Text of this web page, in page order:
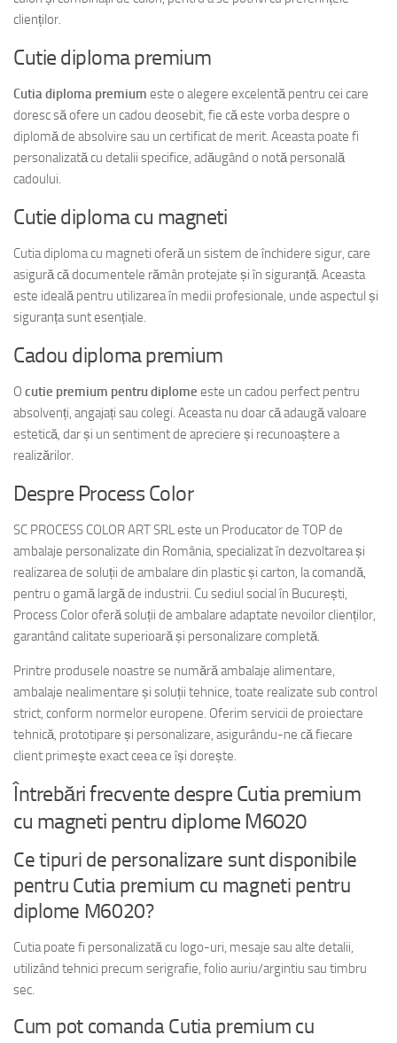
clienților.
Cutie diploma premium
Cutia diploma premium este o alegere excelentă pentru cei care
doresc să ofere un cadou deosebit, fie că este vorba despre o
diplomă de absolvire sau un certificat de merit. Aceasta poate fi
personalizată cu detalii specifice, adăugând o notă personală
cadoului.
Cutie diploma cu magneti
Cutia diploma cu magneti oferă un sistem de închidere sigur, care
asigură că documentele rămân protejate și în siguranță. Aceasta
este ideală pentru utilizarea în medii profesionale, unde aspectul și
siguranța sunt esențiale.
Cadou diploma premium
O cutie premium pentru diplome este un cadou perfect pentru
absolvenți, angajați sau colegi. Aceasta nu doar că adaugă valoare
estetică, dar și un sentiment de apreciere și recunoaștere a
realizărilor.
Despre Process Color
SC PROCESS COLOR ART SRL este un Producator de TOP de
ambalaje personalizate din România, specializat în dezvoltarea și
realizarea de soluții de ambalare din plastic și carton, la comandă,
pentru o gamă largă de industrii. Cu sediul social în București,
Process Color oferă soluții de ambalare adaptate nevoilor clienților,
garantând calitate superioară și personalizare completă.
Printre produsele noastre se numără ambalaje alimentare,
ambalaje nealimentare și soluții tehnice, toate realizate sub control
strict, conform normelor europene. Oferim servicii de proiectare
tehnică, prototipare și personalizare, asigurându-ne că fiecare
client primește exact ceea ce își dorește.
Întrebări frecvente despre Cutia premium
cu magneti pentru diplome M6020
Ce tipuri de personalizare sunt disponibile
pentru Cutia premium cu magneti pentru
diplome M6020?
Cutia poate fi personalizată cu logo-uri, mesaje sau alte detalii,
utilizând tehnici precum serigrafie, folio auriu/argintiu sau timbru
sec.
Cum pot comanda Cutia premium cu